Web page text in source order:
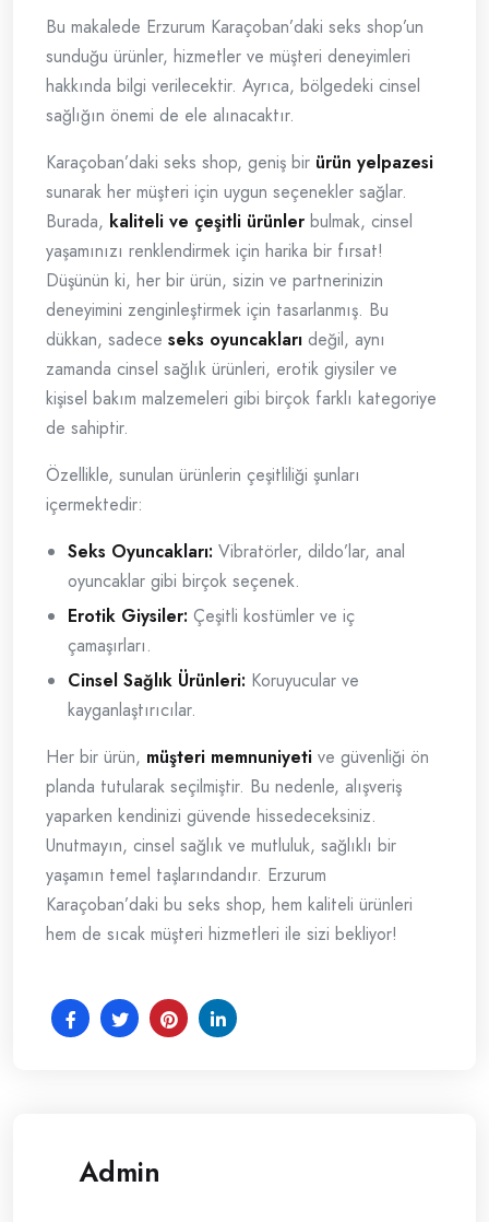
Bu makalede Erzurum Karaçoban’daki seks shop’un
sunduğu ürünler, hizmetler ve müşteri deneyimleri
hakkında bilgi verilecektir. Ayrıca, bölgedeki cinsel
sağlığın önemi de ele alınacaktır.
Karaçoban’daki seks shop, geniş bir ürün yelpazesi
sunarak her müşteri için uygun seçenekler sağlar.
Burada, kaliteli ve çeşitli ürünler bulmak, cinsel
yaşamınızı renklendirmek için harika bir fırsat!
Düşünün ki, her bir ürün, sizin ve partnerinizin
deneyimini zenginleştirmek için tasarlanmış. Bu
dükkan, sadece seks oyuncakları değil, aynı
zamanda cinsel sağlık ürünleri, erotik giysiler ve
kişisel bakım malzemeleri gibi birçok farklı kategoriye
de sahiptir.
Özellikle, sunulan ürünlerin çeşitliliği şunları
içermektedir:
Seks Oyuncakları: Vibratörler, dildo’lar, anal
oyuncaklar gibi birçok seçenek.
Erotik Giysiler: Çeşitli kostümler ve iç
çamaşırları.
Cinsel Sağlık Ürünleri: Koruyucular ve
kayganlaştırıcılar.
Her bir ürün, müşteri memnuniyeti ve güvenliği ön
planda tutularak seçilmiştir. Bu nedenle, alışveriş
yaparken kendinizi güvende hissedeceksiniz.
Unutmayın, cinsel sağlık ve mutluluk, sağlıklı bir
yaşamın temel taşlarındandır. Erzurum
Karaçoban’daki bu seks shop, hem kaliteli ürünleri
hem de sıcak müşteri hizmetleri ile sizi bekliyor!
Admin